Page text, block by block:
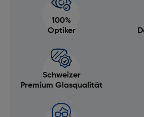
100%
Optiker
Schweizer
Premium Glasqualität